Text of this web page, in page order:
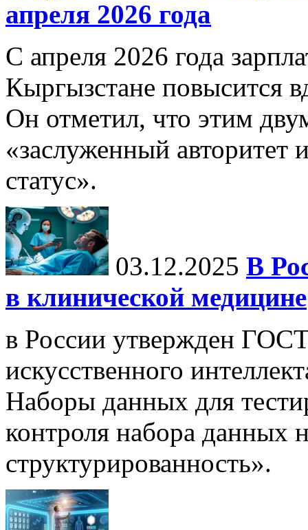
апреля 2026 года
С апреля 2026 года
Кыргызстане повысится
Он отметил, что этим
«заслуженный
статус».
03.12.2025 В
в клинической медицине
в России утвержден
искусственного
Наборы данных для
контроля набора данных
структурированность».